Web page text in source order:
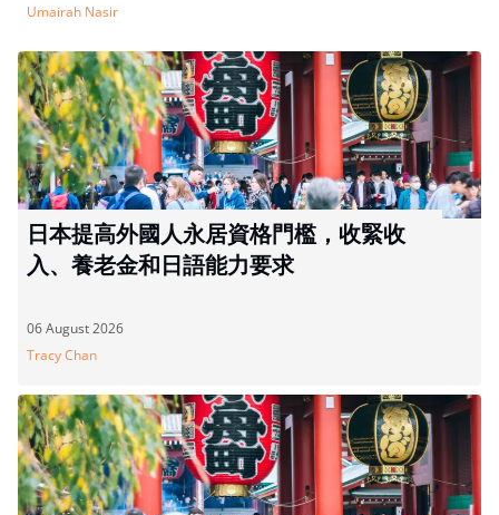
Umairah Nasir
日本提高外國人永居資格門檻，收緊收
入、養老金和日語能力要求
06 August 2026
Tracy Chan